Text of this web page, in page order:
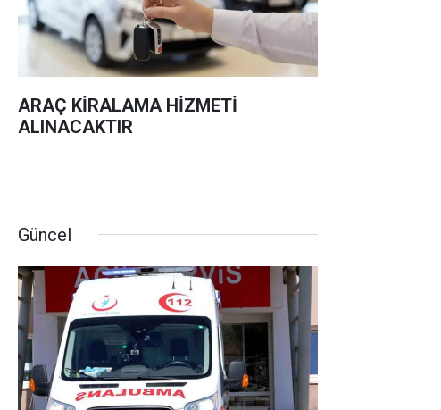
ARAÇ KİRALAMA HİZMETİ
ALINACAKTIR
Güncel